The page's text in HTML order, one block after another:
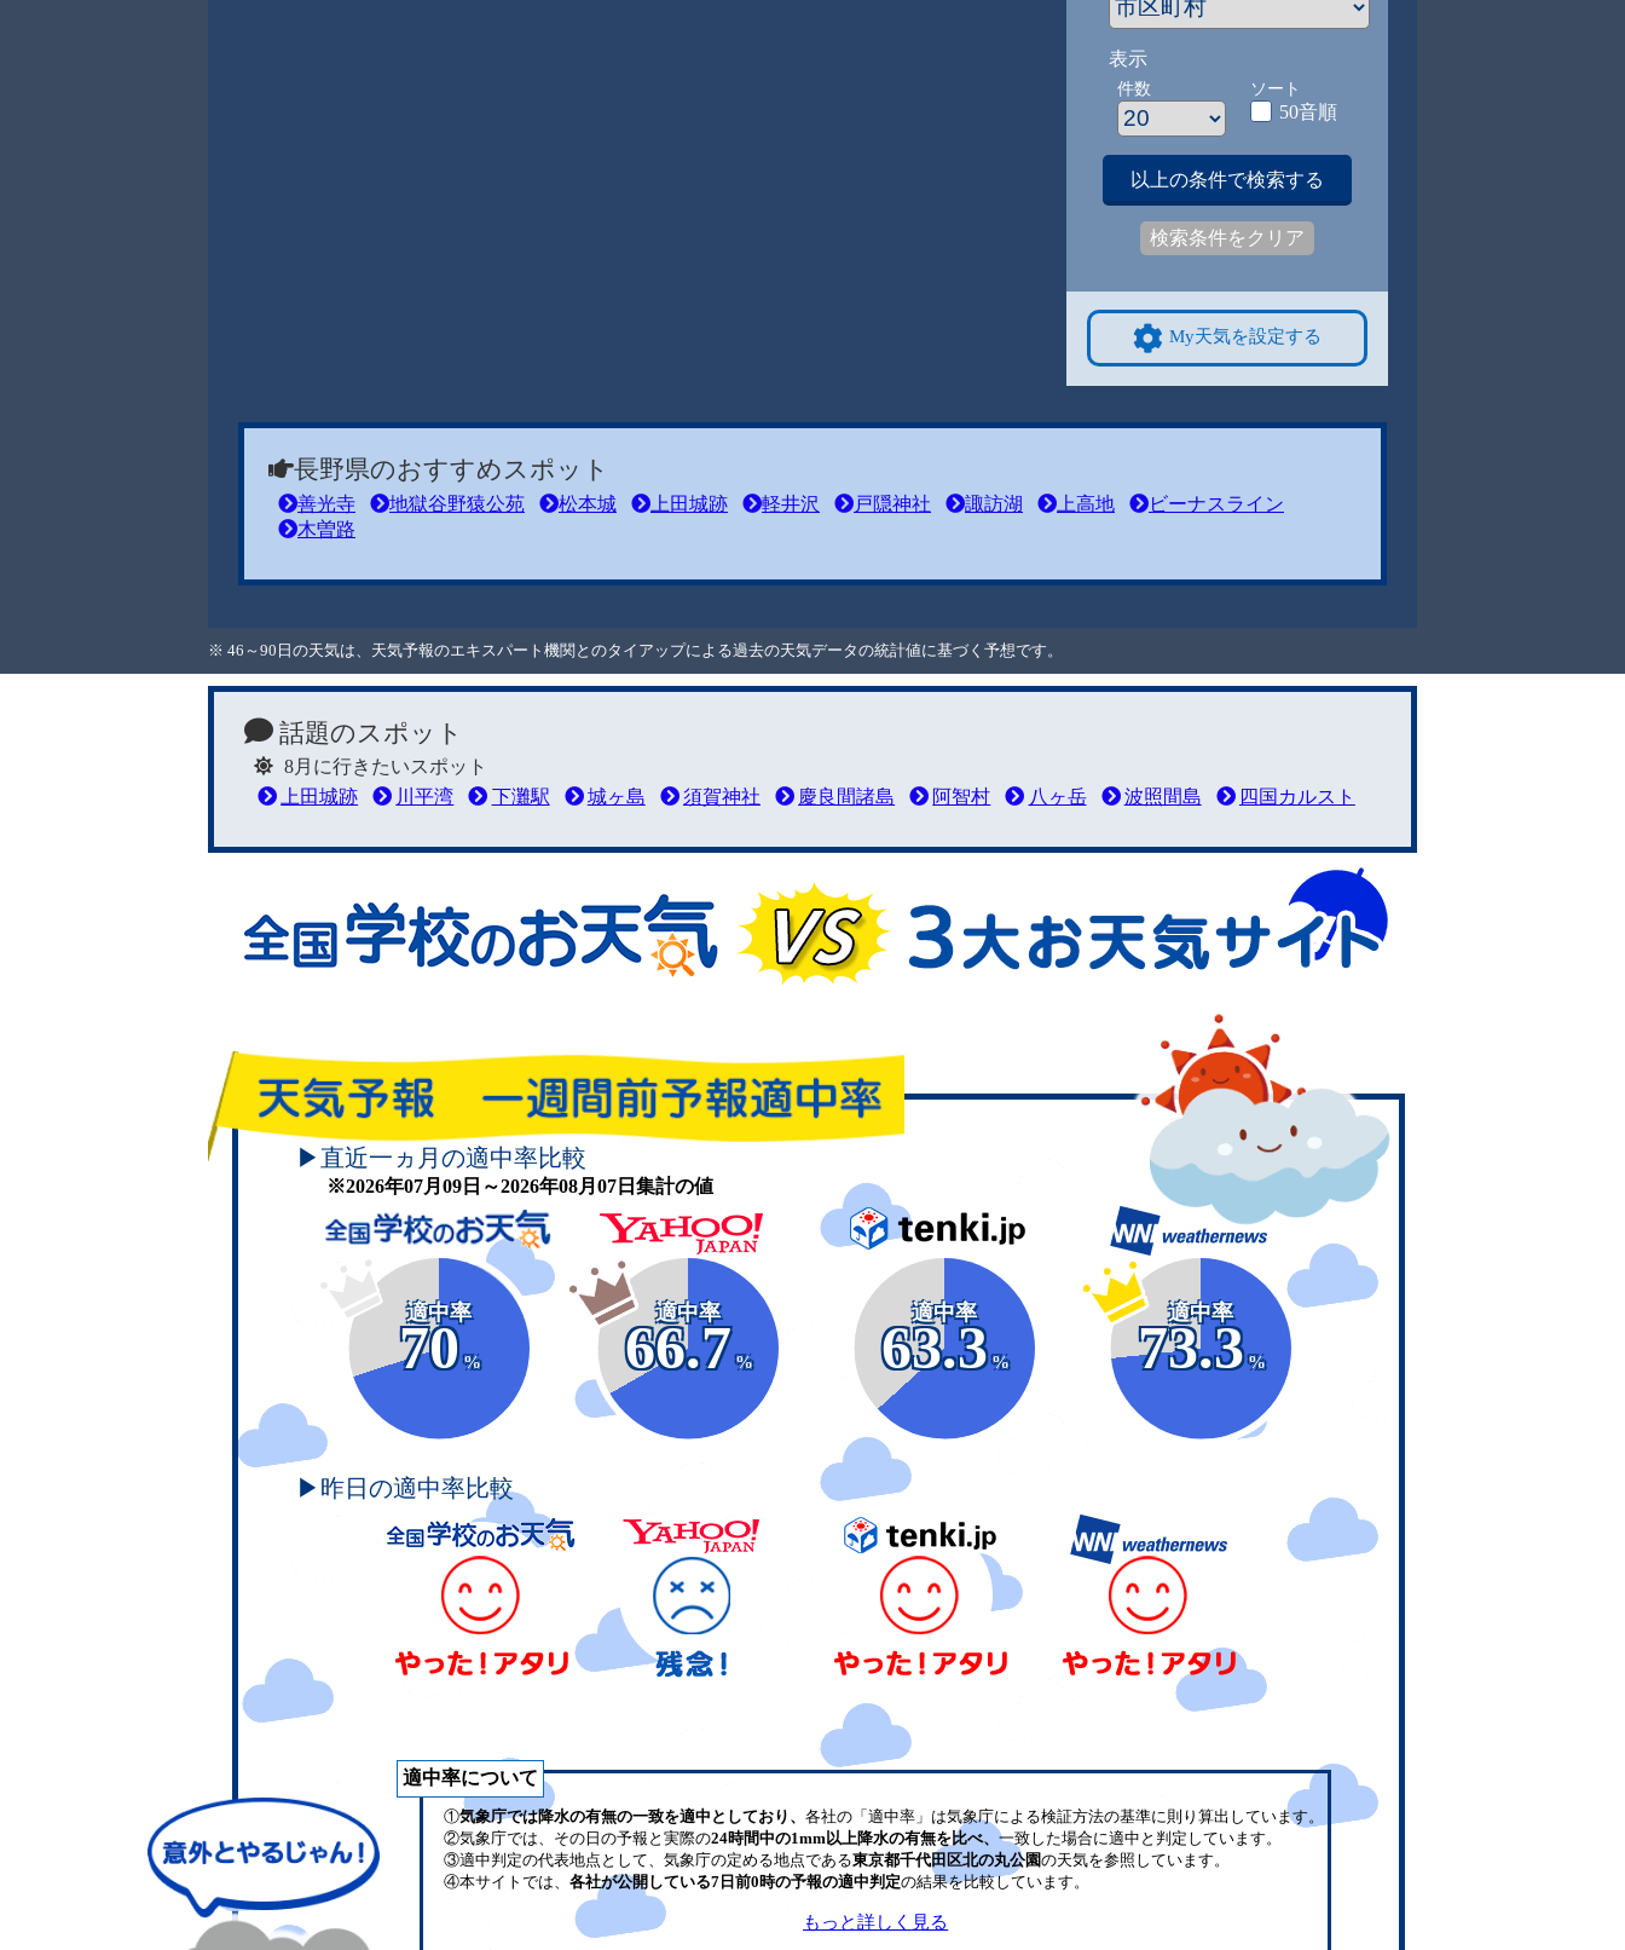
表示
件数 ソート
50音順
以上の条件で検索する
検索条件をクリア
My天気を設定する
長野県のおすすめスポット
善光寺 地獄谷野猿公苑 松本城 上田城跡 軽井沢 戸隠神社 諏訪湖 上高地
ビーナスライン
木曽路
※ 46～90日の天気は、天気予報のエキスパート機関とのタイアップによる過去の天気データの統計値に基づく予想です。
話題のスポット
8月に行きたいスポット
上田城跡
川平湾 下灘駅 城ヶ島 須賀神社 慶良間諸島 阿智村 八ヶ岳 波照間島 四国カルスト
▶直近一ヵ月の適中率比較
※2026年07月09日～2026年08月07日集計の値
適中率
70
%
適中率
66.7
%
適中率
63.3
%
適中率
73.3
%
▶昨日の適中率比較
適中率について
①気象庁では降水の有無の一致を適中としており、 各社の「適中率」は気象庁による検証方法の基準に則り算出しています。
②気象庁では、その日の予報と実際の24時間中の1mm以上降水の有無を比べ、 一致した場合に適中と判定しています。
③適中判定の代表地点として、気象庁の定める地点である東京都千代田区北の丸公園の天気を参照しています。
④本サイトでは、 各社が公開している7日前0時の予報の適中判定の結果を比較しています。
もっと詳しく見る